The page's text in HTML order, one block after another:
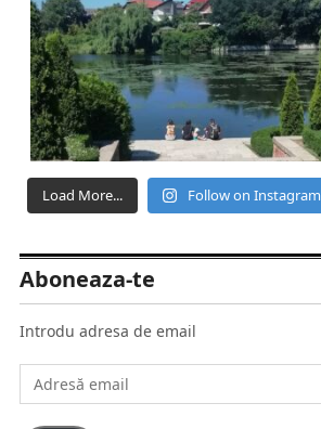
Load More... Follow on Instagram
Aboneaza-te
Introdu adresa de email
Adresă
email